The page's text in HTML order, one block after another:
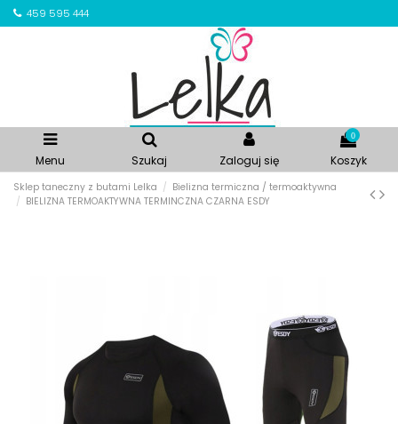
459 595 444
Menu Szukaj Zaloguj się
0
Koszyk
Sklep taneczny z butami Lelka
Bielizna termiczna / termoaktywna
BIELIZNA TERMOAKTYWNA TERMINCZNA CZARNA ESDY